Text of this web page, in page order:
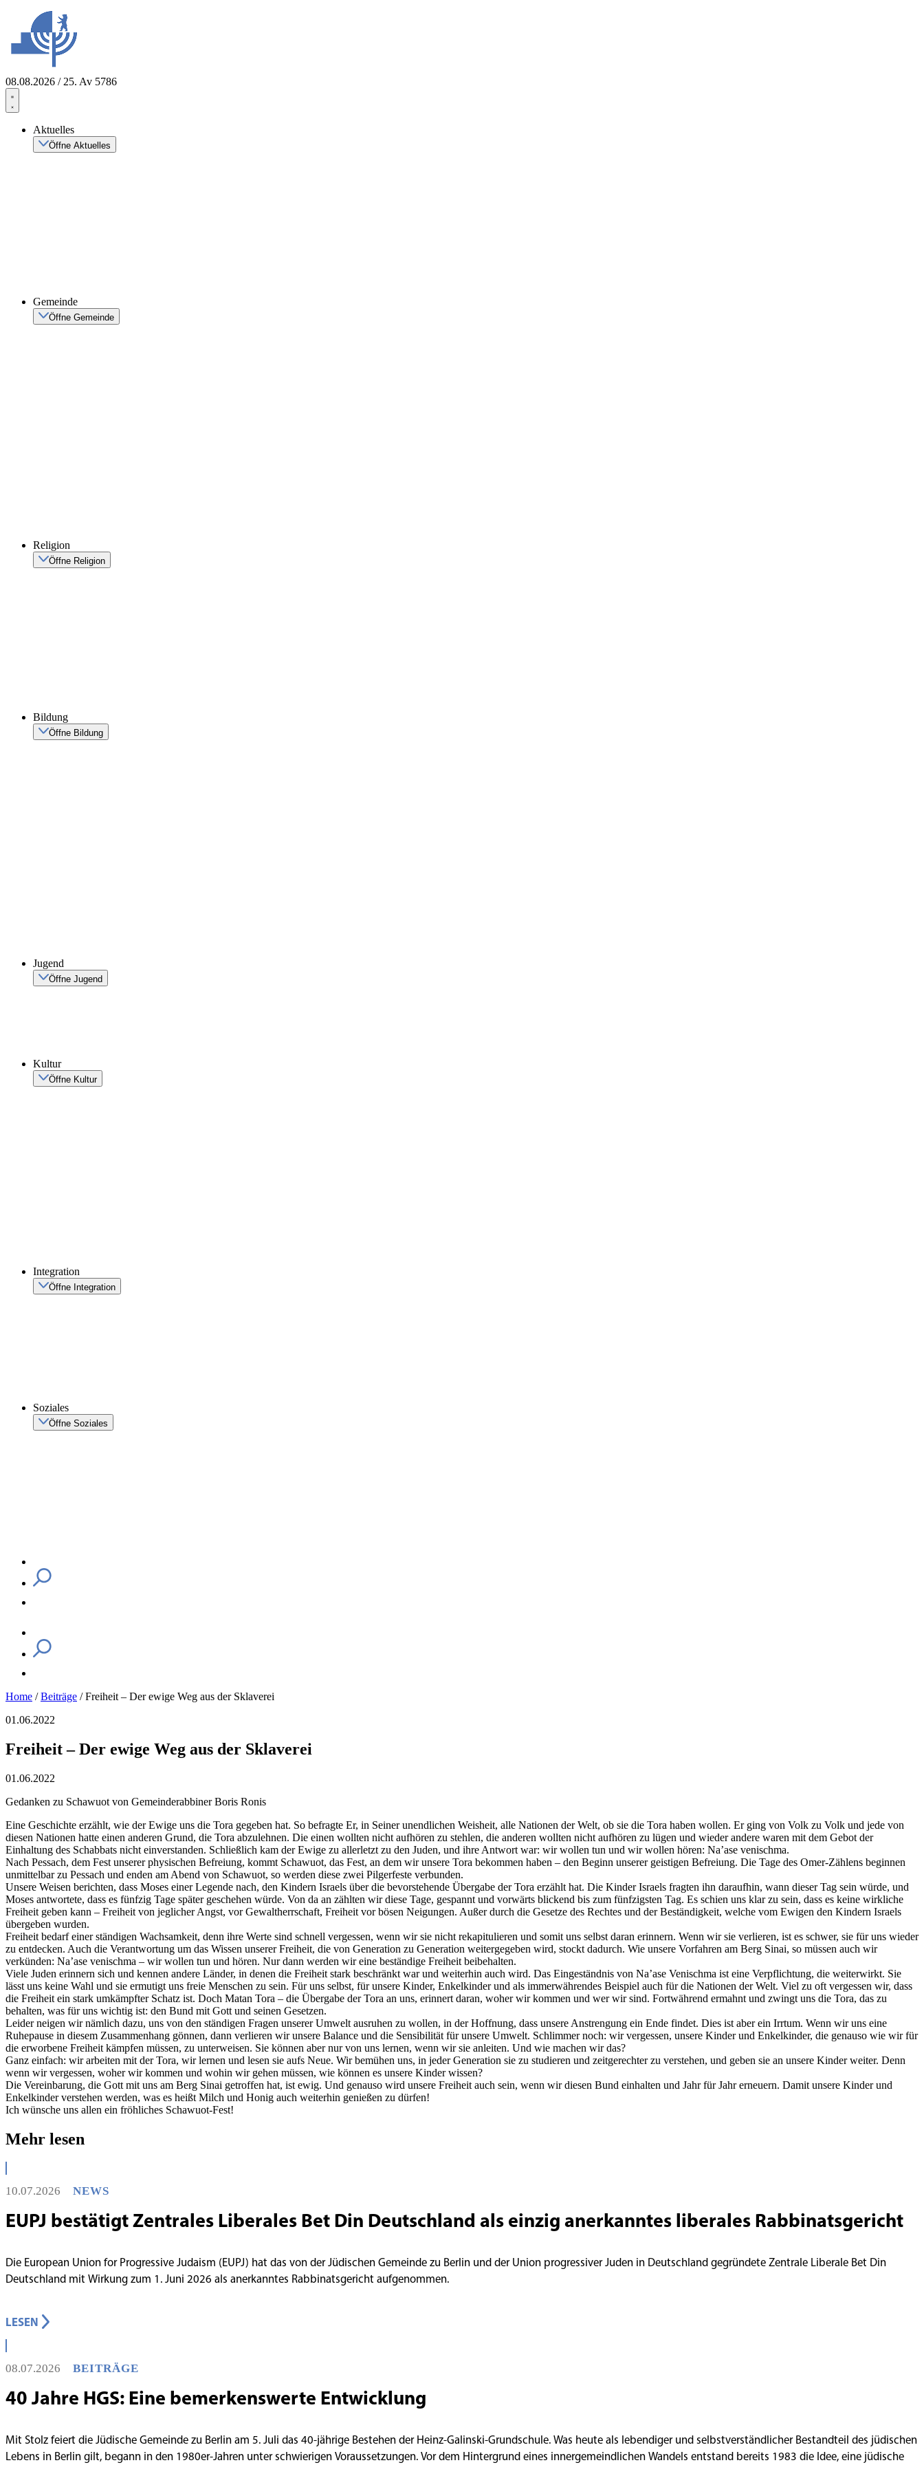
springen
08.08.2026 / 25. Av 5786
Aktuelles
Öffne Aktuelles
Gemeinde
Öffne Gemeinde
Religion
Öffne Religion
Bildung
Öffne Bildung
Jugend
Öffne Jugend
Kultur
Öffne Kultur
Integration
Öffne Integration
Soziales
Öffne Soziales
Home /Beiträge /Freiheit – Der ewige Weg aus der Sklaverei
01.06.2022
Freiheit – Der ewige Weg aus der Sklaverei
01.06.2022
Gedanken zu Schawuot von Gemeinderabbiner Boris Ronis
Eine Geschichte erzählt, wie der Ewige uns die Tora gegeben hat. So befragte Er, in Seiner unendlichen Weisheit, alle Nationen der Welt, ob sie die Tora haben wollen. Er ging von Volk zu Volk und jede von
diesen Nationen hatte einen anderen Grund, die Tora abzulehnen. Die einen wollten nicht aufhören zu stehlen, die anderen wollten nicht aufhören zu lügen und wieder andere waren mit dem Gebot der
Einhaltung des Schabbats nicht einverstanden. Schließlich kam der Ewige zu allerletzt zu den Juden, und ihre Antwort war: wir wollen tun und wir wollen hören: Na’ase venischma.
Nach Pessach, dem Fest unserer physischen Befreiung, kommt Schawuot, das Fest, an dem wir unsere Tora bekommen haben – den Beginn unserer geistigen Befreiung. Die Tage des Omer-Zählens beginnen
unmittelbar zu Pessach und enden am Abend von Schawuot, so werden diese zwei Pilgerfeste verbunden.
Unsere Weisen berichten, dass Moses einer Legende nach, den Kindern Israels über die bevorstehende Übergabe der Tora erzählt hat. Die Kinder Israels fragten ihn daraufhin, wann dieser Tag sein würde, und
Moses antwortete, dass es fünfzig Tage später geschehen würde. Von da an zählten wir diese Tage, gespannt und vorwärts blickend bis zum fünfzigsten Tag. Es schien uns klar zu sein, dass es keine wirkliche
Freiheit geben kann – Freiheit von jeglicher Angst, vor Gewaltherrschaft, Freiheit vor bösen Neigungen. Außer durch die Gesetze des Rechtes und der Beständigkeit, welche vom Ewigen den Kindern Israels
übergeben wurden.
Freiheit bedarf einer ständigen Wachsamkeit, denn ihre Werte sind schnell vergessen, wenn wir sie nicht rekapitulieren und somit uns selbst daran erinnern. Wenn wir sie verlieren, ist es schwer, sie für uns wieder
zu entdecken. Auch die Verantwortung um das Wissen unserer Freiheit, die von Generation zu Generation weitergegeben wird, stockt dadurch. Wie unsere Vorfahren am Berg Sinai, so müssen auch wir
verkünden: Na’ase venischma – wir wollen tun und hören. Nur dann werden wir eine beständige Freiheit beibehalten.
Viele Juden erinnern sich und kennen andere Länder, in denen die Freiheit stark beschränkt war und weiterhin auch wird. Das Eingeständnis von Na’ase Venischma ist eine Verpflichtung, die weiterwirkt. Sie
lässt uns keine Wahl und sie ermutigt uns freie Menschen zu sein. Für uns selbst, für unsere Kinder, Enkelkinder und als immerwährendes Beispiel auch für die Nationen der Welt. Viel zu oft vergessen wir, dass
die Freiheit ein stark umkämpfter Schatz ist. Doch Matan Tora – die Übergabe der Tora an uns, erinnert daran, woher wir kommen und wer wir sind. Fortwährend ermahnt und zwingt uns die Tora, das zu
behalten, was für uns wichtig ist: den Bund mit Gott und seinen Gesetzen.
Leider neigen wir nämlich dazu, uns von den ständigen Fragen unserer Umwelt ausruhen zu wollen, in der Hoffnung, dass unsere Anstrengung ein Ende findet. Dies ist aber ein Irrtum. Wenn wir uns eine
Ruhepause in diesem Zusammenhang gönnen, dann verlieren wir unsere Balance und die Sensibilität für unsere Umwelt. Schlimmer noch: wir vergessen, unsere Kinder und Enkelkinder, die genauso wie wir für
die erworbene Freiheit kämpfen müssen, zu unterweisen. Sie können aber nur von uns lernen, wenn wir sie anleiten. Und wie machen wir das?
Ganz einfach: wir arbeiten mit der Tora, wir lernen und lesen sie aufs Neue. Wir bemühen uns, in jeder Generation sie zu studieren und zeitgerechter zu verstehen, und geben sie an unsere Kinder weiter. Denn
wenn wir vergessen, woher wir kommen und wohin wir gehen müssen, wie können es unsere Kinder wissen?
Die Vereinbarung, die Gott mit uns am Berg Sinai getroffen hat, ist ewig. Und genauso wird unsere Freiheit auch sein, wenn wir diesen Bund einhalten und Jahr für Jahr erneuern. Damit unsere Kinder und
Enkelkinder verstehen werden, was es heißt Milch und Honig auch weiterhin genießen zu dürfen!
Ich wünsche uns allen ein fröhliches Schawuot-Fest!
Mehr lesen
10.07.2026 NEWS
EUPJ bestätigt Zentrales Liberales Bet Din Deutschland als einzig anerkanntes liberales Rabbinatsgericht
Die European Union for Progressive Judaism (EUPJ) hat das von der Jüdischen Gemeinde zu Berlin und der Union progressiver Juden in Deutschland gegründete Zentrale Liberale Bet Din
Deutschland mit Wirkung zum 1. Juni 2026 als anerkanntes Rabbinatsgericht aufgenommen.
LESEN
08.07.2026 BEITRÄGE
40 Jahre HGS: Eine bemerkenswerte Entwicklung
Mit Stolz feiert die Jüdische Gemeinde zu Berlin am 5. Juli das 40-jährige Bestehen der Heinz-Galinski-Grundschule. Was heute als lebendiger und selbstverständlicher Bestandteil des jüdischen
Lebens in Berlin gilt, begann in den 1980er-Jahren unter schwierigen Voraussetzungen. Vor dem Hintergrund eines innergemeindlichen Wandels entstand bereits 1983 die Idee, eine jüdische